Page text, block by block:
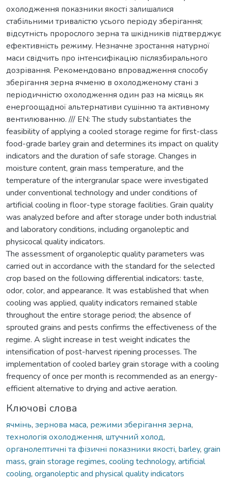
охолодження показники якості залишалися
стабільними тривалістю усього періоду зберігання;
відсутність пророслого зерна та шкідників підтверджує
ефективність режиму. Незначне зростання натурної
маси свідчить про інтенсифікацію післязбирального
дозрівання. Рекомендовано впровадження способу
зберігання зерна ячменю в охолодженому стані з
періодичністю охолодження один раз на місяць як
енергоощадної альтернативи сушінню та активному
вентилюванню. /// EN: The study substantiates the
feasibility of applying a cooled storage regime for first-class
food-grade barley grain and determines its impact on quality
indicators and the duration of safe storage. Changes in
moisture content, grain mass temperature, and the
temperature of the intergranular space were investigated
under conventional technology and under conditions of
artificial cooling in floor-type storage facilities. Grain quality
was analyzed before and after storage under both industrial
and laboratory conditions, including organoleptic and
physicocal quality indicators.
The assessment of organoleptic quality parameters was
carried out in accordance with the standard for the selected
crop based on the following differential indicators: taste,
odor, color, and appearance. It was established that when
cooling was applied, quality indicators remained stable
throughout the entire storage period; the absence of
sprouted grains and pests confirms the effectiveness of the
regime. A slight increase in test weight indicates the
intensification of post-harvest ripening processes. The
implementation of cooled barley grain storage with a cooling
frequency of once per month is recommended as an energy-
efficient alternative to drying and active aeration.
Ключові слова
ячмінь, зернова маса, режими зберігання зерна,
технологія охолодження, штучний холод,
органолептичні та фізичні показники якості, barley, grain
mass, grain storage regimes, cooling technology, artificial
cooling, organoleptic and physical quality indicators